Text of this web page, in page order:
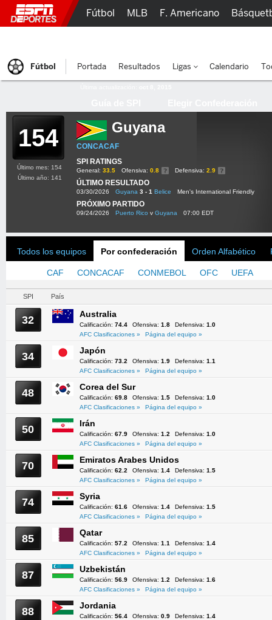
154 Guyana
CONCACAF
SPI RATINGS
General: 33.5 Ofensiva: 0.8 Defensiva: 2.9
ÚLTIMO RESULTADO
03/30/2026 Guyana 3 - 1 Belice Men's International Friendly
PRÓXIMO PARTIDO
09/24/2026 Puerto Rico v Guyana 07:00 EDT
Último mes: 154
Último año: 141
Todos los equipos Por confederación Orden Alfabético
CAF CONCACAF CONMEBOL OFC UEFA
SPI País
32 Australia
Calificación: 74.4 Ofensiva: 1.8 Defensiva: 1.0
AFC Clasificaciones »
Página del equipo »
34 Japón
Calificación: 73.2 Ofensiva: 1.9 Defensiva: 1.1
AFC Clasificaciones »
Página del equipo »
48 Corea del Sur
Calificación: 69.8 Ofensiva: 1.5 Defensiva: 1.0
AFC Clasificaciones »
Página del equipo »
50 Irán
Calificación: 67.9 Ofensiva: 1.2 Defensiva: 1.0
AFC Clasificaciones »
Página del equipo »
70 Emiratos Arabes Unidos
Calificación: 62.2 Ofensiva: 1.4 Defensiva: 1.5
AFC Clasificaciones »
Página del equipo »
74 Syria
Calificación: 61.6 Ofensiva: 1.4 Defensiva: 1.5
AFC Clasificaciones »
Página del equipo »
85 Qatar
Calificación: 57.2 Ofensiva: 1.1 Defensiva: 1.4
AFC Clasificaciones »
Página del equipo »
87 Uzbekistán
Calificación: 56.9 Ofensiva: 1.2 Defensiva: 1.6
AFC Clasificaciones »
Página del equipo »
88 Jordania
Calificación: 56.4 Ofensiva: 0.9 Defensiva: 1.4
Fútbol MLB F. Americano
Fútbol Portada Resultados Ligas Calendario